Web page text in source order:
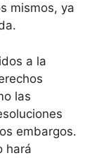
mismos, ya
a la
las
embargos.
hará